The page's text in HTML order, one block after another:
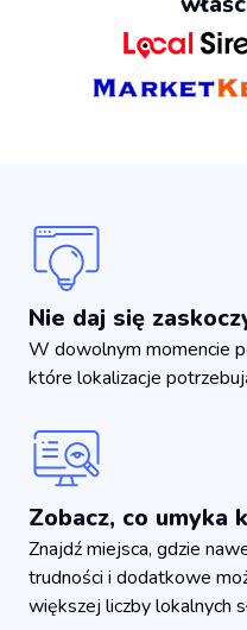
Nie daj się
W dowolnym momencie
które lokalizacje
Zobacz, co umyka
Znajdź miejsca, gdzie
trudności i dodatkowe
większej liczby lokalnych